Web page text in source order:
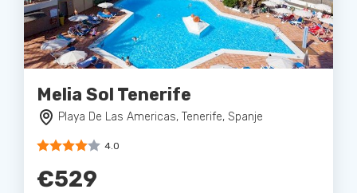
Melia Sol Tenerife
Playa De Las Americas, Tenerife, Spanje
4.0
€529